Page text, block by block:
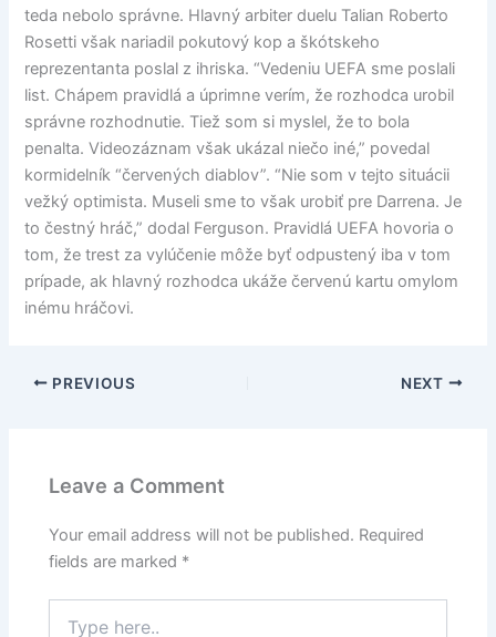
teda nebolo správne. Hlavný arbiter duelu Talian Roberto
Rosetti však nariadil pokutový kop a škótskeho
reprezentanta poslal z ihriska. “Vedeniu UEFA sme poslali
list. Chápem pravidlá a úprimne verím, že rozhodca urobil
správne rozhodnutie. Tiež som si myslel, že to bola
penalta. Videozáznam však ukázal niečo iné,” povedal
kormidelník “červených diablov”. “Nie som v tejto situácii
vežký optimista. Museli sme to však urobiť pre Darrena. Je
to čestný hráč,” dodal Ferguson. Pravidlá UEFA hovoria o
tom, že trest za vylúčenie môže byť odpustený iba v tom
prípade, ak hlavný rozhodca ukáže červenú kartu omylom
inému hráčovi.
PREVIOUS NEXT
Leave a Comment
Your email address will not be published. Required
fields are marked *
here..